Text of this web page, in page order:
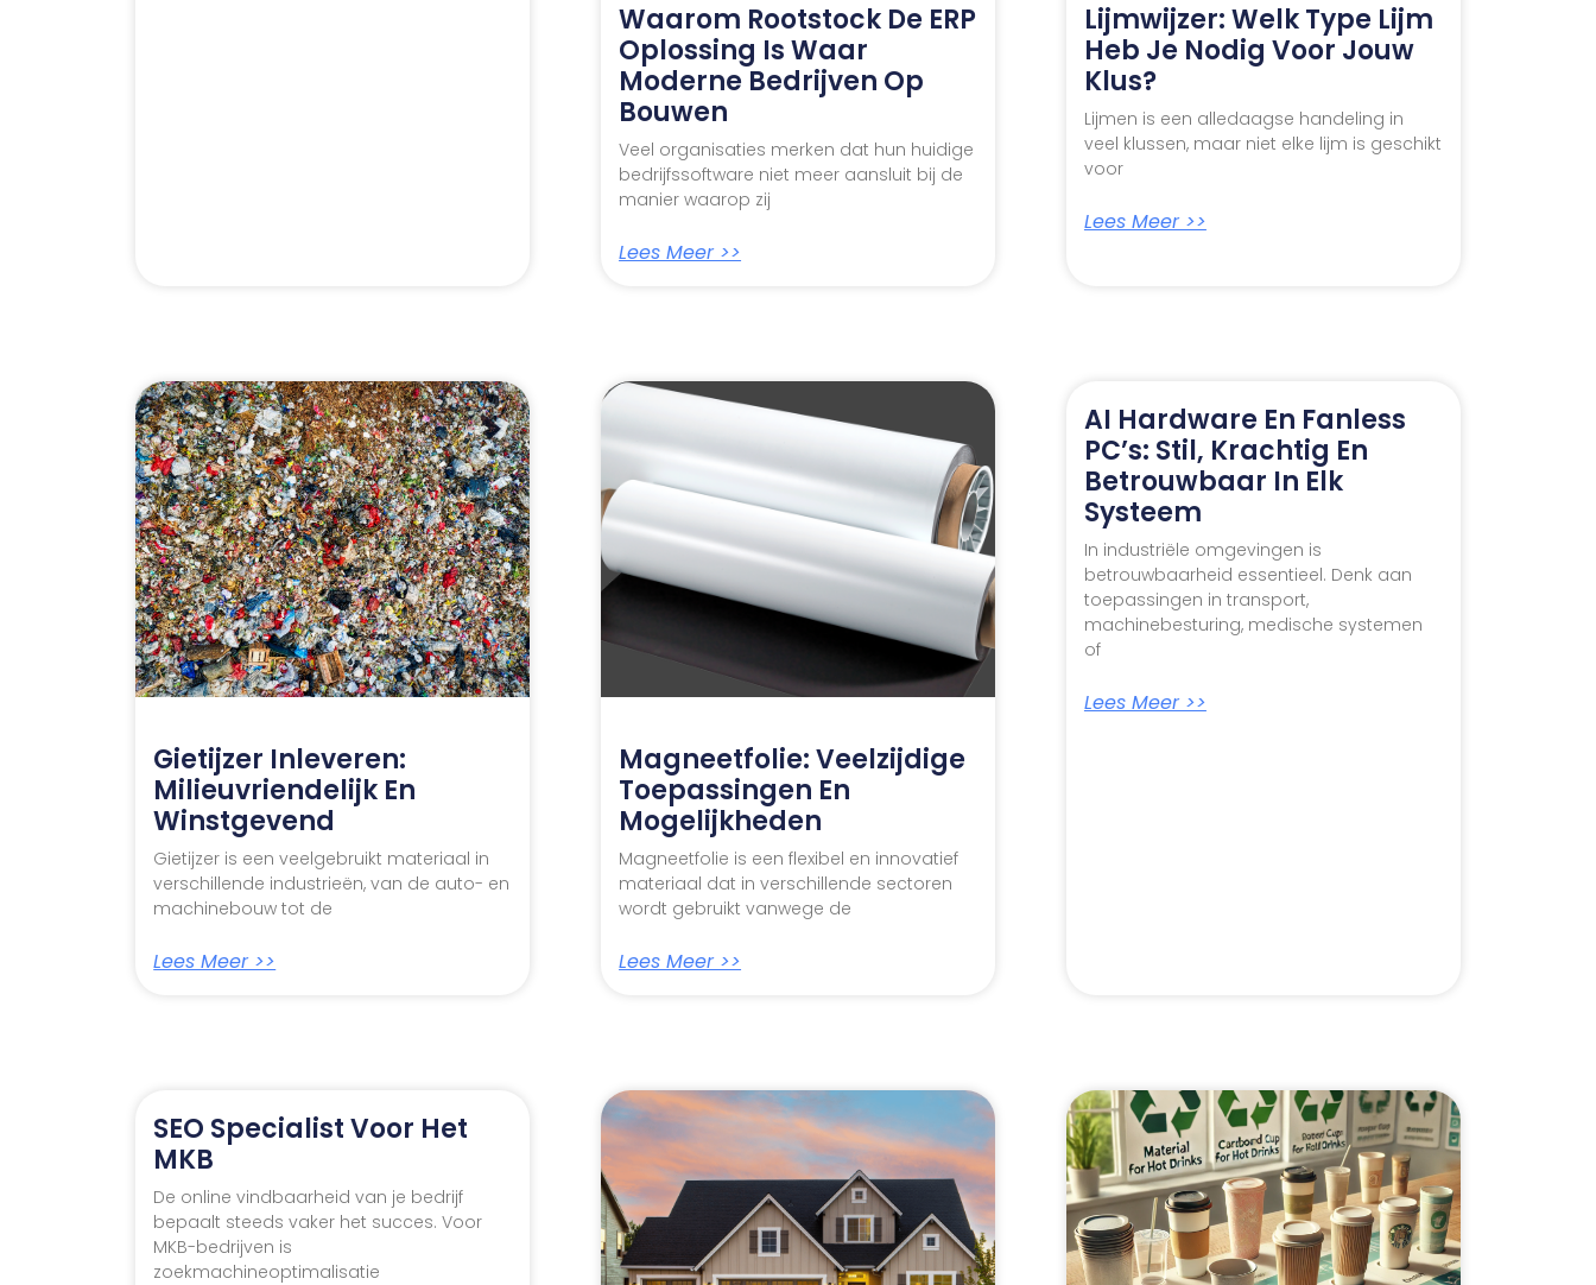
Waarom Rootstock De ERP
Oplossing Is Waar
Moderne Bedrijven Op
Bouwen
Veel organisaties merken dat hun huidige
bedrijfssoftware niet meer aansluit bij de
manier waarop zij
Lees Meer >>
Lijmwijzer: Welk Type Lijm
Heb Je Nodig Voor Jouw
Klus?
Lijmen is een alledaagse handeling in
veel klussen, maar niet elke lijm is geschikt
voor
Lees Meer >>
Gietijzer Inleveren:
Milieuvriendelijk En
Winstgevend
Gietijzer is een veelgebruikt materiaal in
verschillende industrieën, van de auto- en
machinebouw tot de
Lees Meer >>
Magneetfolie: Veelzijdige
Toepassingen En
Mogelijkheden
Magneetfolie is een flexibel en innovatief
materiaal dat in verschillende sectoren
wordt gebruikt vanwege de
Lees Meer >>
AI Hardware En Fanless
PC’s: Stil, Krachtig En
Betrouwbaar In Elk
Systeem
In industriële omgevingen is
betrouwbaarheid essentieel. Denk aan
toepassingen in transport,
machinebesturing, medische systemen
of
Lees Meer >>
SEO Specialist Voor Het
MKB
De online vindbaarheid van je bedrijf
bepaalt steeds vaker het succes. Voor
MKB-bedrijven is
zoekmachineoptimalisatie